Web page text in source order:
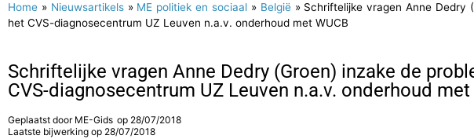
Home » Nieuwsartikels» ME politiek en sociaal » België» Schriftelijke vragen Anne Dedry
het CVS-diagnosecentrum UZ Leuven n.a.v. onderhoud met WUCB
Schriftelijke vragen Anne Dedry (Groen) inzake de
CVS-diagnosecentrum UZ Leuven n.a.v. onderhoud met
Geplaatst door ME-Gids op 28/07/2018
Laatste bijwerking op 28/07/2018